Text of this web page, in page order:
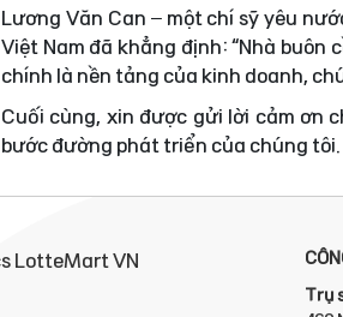
Lương Văn Can – một chí sỹ yêu
Việt Nam đã khẳng định: “Nhà
chính là nền tảng của kinh doanh,
Cuối cùng, xin được gửi lời cảm ơn
bước đường phát triển của chúng tôi.
Trụ